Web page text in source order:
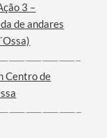
3 –
de andares
Centro de